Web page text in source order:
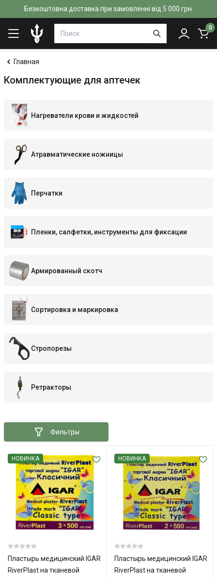
Безкоштовна доставка при замовленні від 5 000 грн.
0
Главная
Комплектующие для аптечек
Нагреватели крови и жидкостей
Атравматические ножницы
Перчатки
Пленки, салфетки, инструменты для фиксации
Армированный скотч
Сортировка и маркировка
Стропорезы
Ретракторы
Фильтры
НОВИНКА
Пластырь медицинский IGAR
RiverPlast на тканевой
НОВИНКА
Пластырь медицинский IGAR
RiverPlast на тканевой